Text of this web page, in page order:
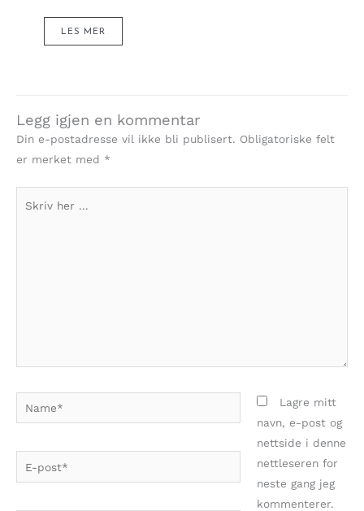
LES MER
Legg igjen en kommentar
Din e-postadresse vil ikke bli publisert. Obligatoriske felt
er merket med *
post*
Lagre mitt
navn, e-post og
nettside i denne
nettleseren for
neste gang jeg
kommenterer.